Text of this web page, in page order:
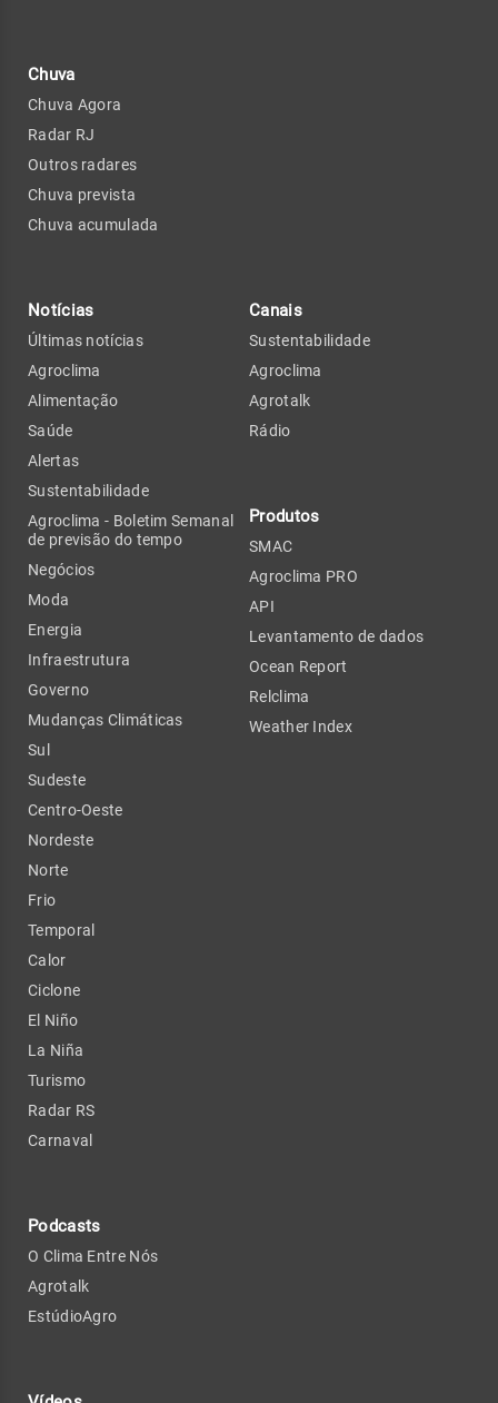
Chuva
Chuva Agora
Radar RJ
Outros radares
Chuva prevista
Chuva acumulada
Notícias
Últimas notícias
Agroclima
Alimentação
Saúde
Alertas
Sustentabilidade
Agroclima - Boletim Semanal
de previsão do tempo
Negócios
Moda
Energia
Infraestrutura
Governo
Mudanças Climáticas
Sul
Sudeste
Centro-Oeste
Nordeste
Norte
Frio
Temporal
Calor
Ciclone
El Niño
La Niña
Turismo
Radar RS
Carnaval
Podcasts
O Clima Entre Nós
Agrotalk
EstúdioAgro
Canais
Sustentabilidade
Agroclima
Agrotalk
Rádio
Produtos
SMAC
Agroclima PRO
API
Levantamento de dados
Ocean Report
Relclima
Weather Index